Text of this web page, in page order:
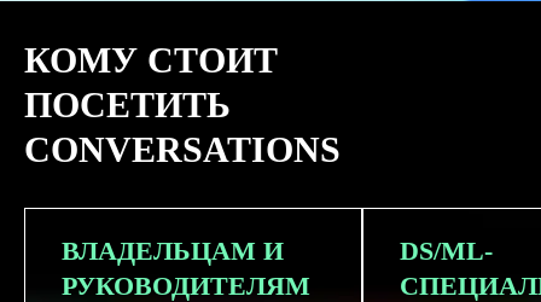
КОМУ СТОИТ
ПОСЕТИТЬ
CONVERSATIONS
ВЛАДЕЛЬЦАМ И
РУКОВОДИТЕЛЯМ
DS/ML-